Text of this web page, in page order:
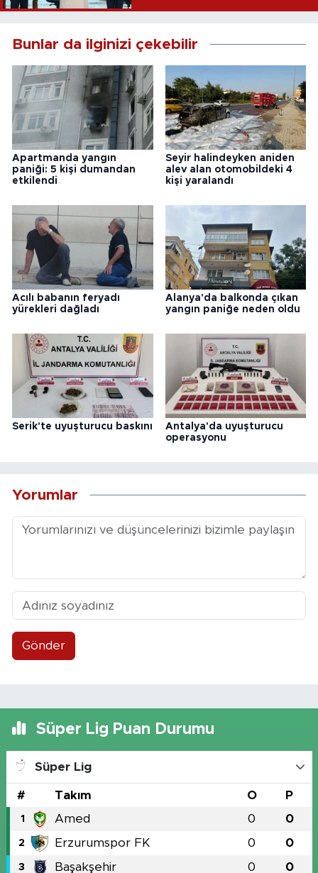
Bunlar da ilginizi çekebilir
Apartmanda yangın
paniği: 5 kişi dumandan
etkilendi
Seyir halindeyken aniden
alev alan otomobildeki 4
kişi yaralandı
Acılı babanın feryadı
yürekleri dağladı
Alanya'da balkonda çıkan
yangın paniğe neden oldu
Serik'te uyuşturucu baskını
Antalya'da uyuşturucu
operasyonu
Yorumlar
Gönder
Süper Lig Puan Durumu
Süper Lig
# Takım O P
1 Amed 0 0
2 Erzurumspor FK 0 0
3 Başakşehir 0 0